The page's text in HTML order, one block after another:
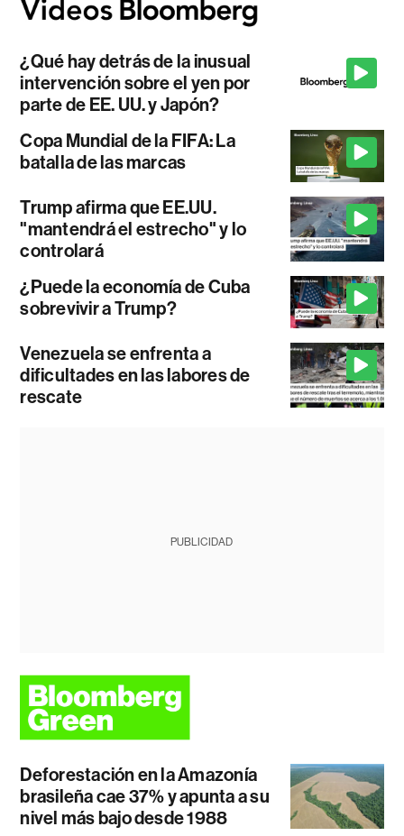
¿Qué hay detrás de la inusual
intervención sobre el yen por
parte de EE. UU. y Japón?
Copa Mundial de la FIFA: La
batalla de las marcas
Trump afirma que EE.UU.
"mantendrá el estrecho" y lo
controlará
¿Puede la economía de Cuba
sobrevivir a Trump?
Venezuela se enfrenta a
dificultades en las labores de
rescate
PUBLICIDAD
Deforestación en la Amazonía
brasileña cae 37% y apunta a su
nivel más bajo desde 1988